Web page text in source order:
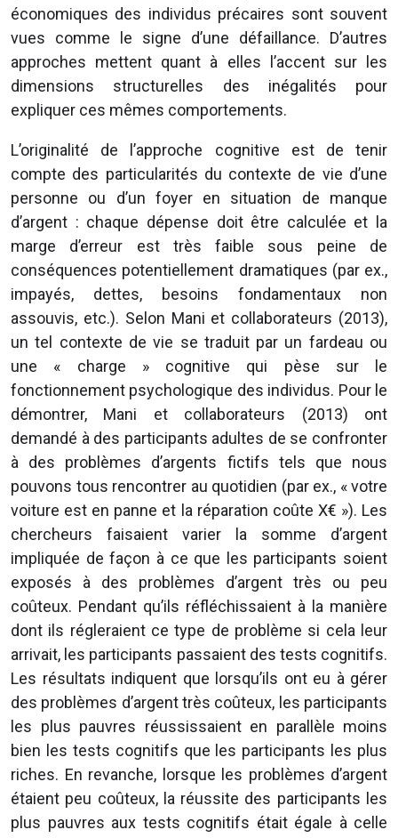
économiques des individus précaires sont souvent
vues comme le signe d’une défaillance. D’autres
approches mettent quant à elles l’accent sur les
dimensions structurelles des inégalités pour
expliquer ces mêmes comportements.
L’originalité de l’approche cognitive est de tenir
compte des particularités du contexte de vie d’une
personne ou d’un foyer en situation de manque
d’argent : chaque dépense doit être calculée et la
marge d’erreur est très faible sous peine de
conséquences potentiellement dramatiques (par ex.,
impayés, dettes, besoins fondamentaux non
assouvis, etc.). Selon Mani et collaborateurs (2013),
un tel contexte de vie se traduit par un fardeau ou
une « charge » cognitive qui pèse sur le
fonctionnement psychologique des individus. Pour le
démontrer, Mani et collaborateurs (2013) ont
demandé à des participants adultes de se confronter
à des problèmes d’argents fictifs tels que nous
pouvons tous rencontrer au quotidien (par ex., « votre
voiture est en panne et la réparation coûte X€ »). Les
chercheurs faisaient varier la somme d’argent
impliquée de façon à ce que les participants soient
exposés à des problèmes d’argent très ou peu
coûteux. Pendant qu’ils réfléchissaient à la manière
dont ils régleraient ce type de problème si cela leur
arrivait, les participants passaient des tests cognitifs.
Les résultats indiquent que lorsqu’ils ont eu à gérer
des problèmes d’argent très coûteux, les participants
les plus pauvres réussissaient en parallèle moins
bien les tests cognitifs que les participants les plus
riches. En revanche, lorsque les problèmes d’argent
étaient peu coûteux, la réussite des participants les
plus pauvres aux tests cognitifs était égale à celle